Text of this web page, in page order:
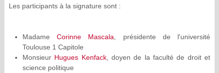
Les participants à la signature sont :
MadameCorinne Mascala , présidente de l'université
Toulouse 1 Capitole
Monsieur Hugues Kenfack, doyen de la faculté de droit et
science politique